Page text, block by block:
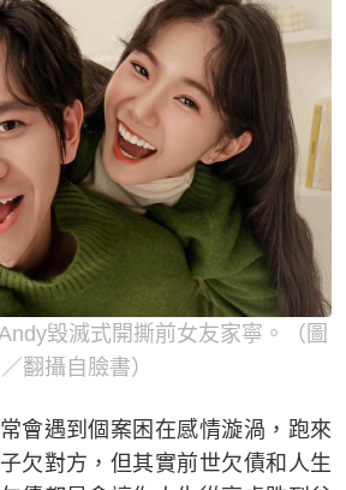
毀滅式開撕前女友家寧。（圖
／翻攝自臉書）
會遇到個案困在感情漩渦，跑來
欠對方，但其實前世欠債和人生